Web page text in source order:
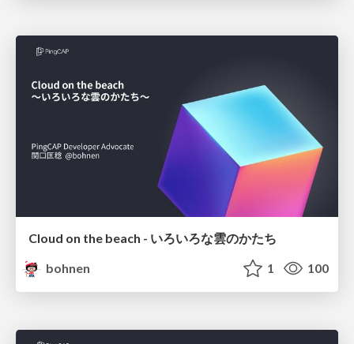
Cloud on the beach - いろいろな雲のかたち
bohnen
1 100